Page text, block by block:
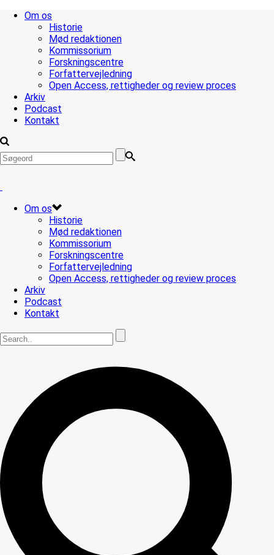
Om os
Historie
Mød redaktionen
Kommissorium
Forskningscentre
Forfattervejledning
Open Access, rettigheder og review proces
Arkiv
Podcast
Kontakt
Om os
Historie
Mød redaktionen
Kommissorium
Forskningscentre
Forfattervejledning
Open Access, rettigheder og review proces
Arkiv
Podcast
Kontakt